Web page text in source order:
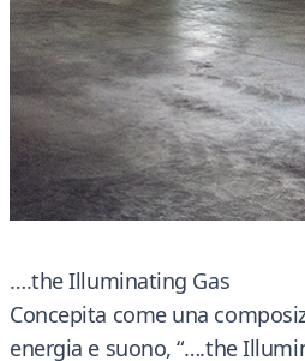
….the Illuminating Gas
Concepita come una
energia e suono, “….the